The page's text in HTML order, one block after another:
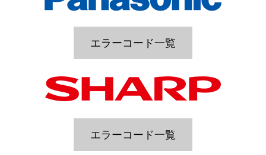
エラーコード一覧
エラーコード一覧